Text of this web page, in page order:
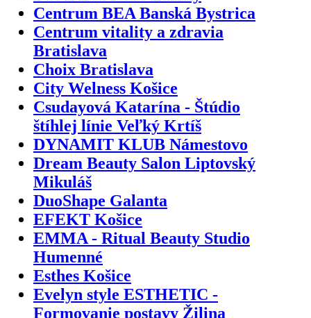
Centrum BEA Banská Bystrica
Centrum vitality a zdravia
Bratislava
Choix Bratislava
City Welness Košice
Csudayová Katarína - Štúdio
štíhlej línie Veľký Krtíš
DYNAMIT KLUB Námestovo
Dream Beauty Salon Liptovský
Mikuláš
DuoShape Galanta
EFEKT Košice
EMMA - Ritual Beauty Studio
Humenné
Esthes Košice
Evelyn style ESTHETIC -
Formovanie postavy Žilina